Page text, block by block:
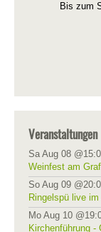
Bis zum
Veranstaltungen
Sa Aug 08
Weinfest am
So Aug 09
Ringelspü live
Mo Aug 10
Kirchenführung -